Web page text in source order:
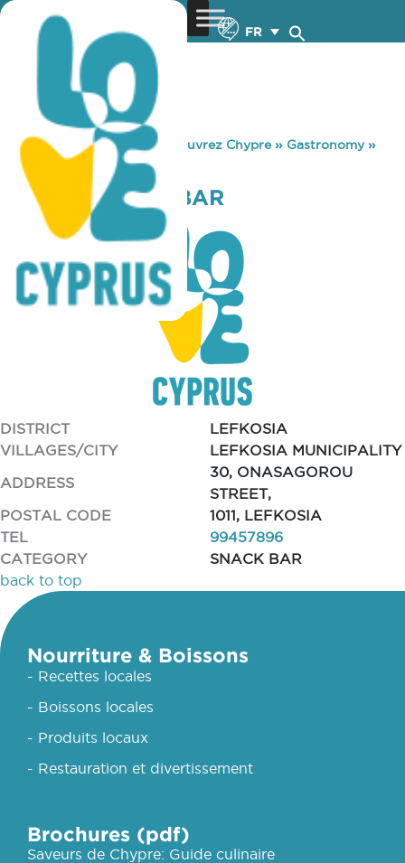
FR
You are here: Home »Découvrez Chypre» Gastronomy»
POMBA SNACK BAR
POMBA SNACK BAR
DISTRICT
LEFKOSIA
VILLAGES/CITY
LEFKOSIA MUNICIPALITY
ADDRESS
30, ONASAGOROU
STREET,
POSTAL CODE
1011, LEFKOSIA
TEL
99457896
CATEGORY
SNACK BAR
back to top
Nourriture & Boissons
- Recettes locales
- Boissons locales
- Produits locaux
- Restauration et divertissement
Brochures (pdf)
Saveurs de Chypre: Guide culinaire